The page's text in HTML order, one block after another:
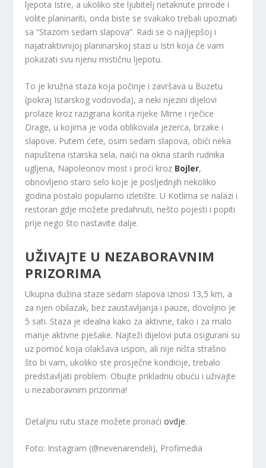
ljepota Istre, a ukoliko ste ljubitelj netaknute prirode i
volite planinariti, onda biste se svakako trebali upoznati
sa “Stazom sedam slapova”. Radi se o najljepšoj i
najatraktivnijoj planinarskoj stazi u Istri koja će vam
pokazati svu njenu mističnu ljepotu.
To je kružna staza koja počinje i završava u Buzetu
(pokraj Istarskog vodovoda), a neki njezini dijelovi
prolaze kroz razigrana korita rijeke Mirne i rječice
Drage, u kojima je voda oblikovala jezerca, brzake i
slapove. Putem ćete, osim sedam slapova, obići neka
napuštena istarska sela, naići na okna starih rudnika
ugljena, Napoleonov most i proći kroz Bojler,
obnovljeno staro selo koje je posljednjih nekoliko
godina postalo popularno izletište. U Kotlima se nalazi i
restoran gdje možete predahnuti, nešto pojesti i popiti
prije nego što nastavite dalje.
UŽIVAJTE U NEZABORAVNIM
PRIZORIMA
Ukupna dužina staze sedam slapova iznosi 13,5 km, a
za njen obilazak, bez zaustavljanja i pauze, dovoljno je
5 sati. Staza je idealna kako za aktivne, tako i za malo
manje aktivne pješake. Najteži dijelovi puta osigurani su
uz pomoć koja olakšava uspon, ali nije ništa strašno
što bi vam, ukoliko ste prosječne kondicije, trebalo
predstavljati problem. Obujte prikladnu obuću i uživajte
u nezaboravnim prizorima!
Detaljnu rutu staze možete pronaćiovdje.
Foto: Instagram (@nevenarendeli), Profimedia